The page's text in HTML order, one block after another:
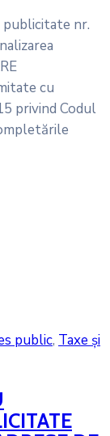
nr.
cu
privind Codul
public‚ Taxe și